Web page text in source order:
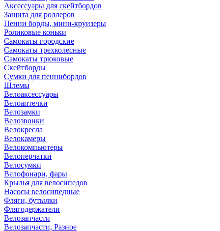
Аксессуары для скейтбордов
Защита для роллеров
Пенни борды, мини-круизеры
Роликовые коньки
Самокаты городские
Самокаты трехколесные
Самокаты трюковые
Скейтборды
Сумки для пеннибордов
Шлемы
Велоаксессуары
Велоаптечки
Велозамки
Велозвонки
Велокресла
Велокамеры
Велокомпьютеры
Велоперчатки
Велосумки
Велофонари, фары
Крылья для велосипедов
Насосы велосипедные
Фляги, бутылки
Флягодержатели
Велозапчасти
Велозапчасти, Разное